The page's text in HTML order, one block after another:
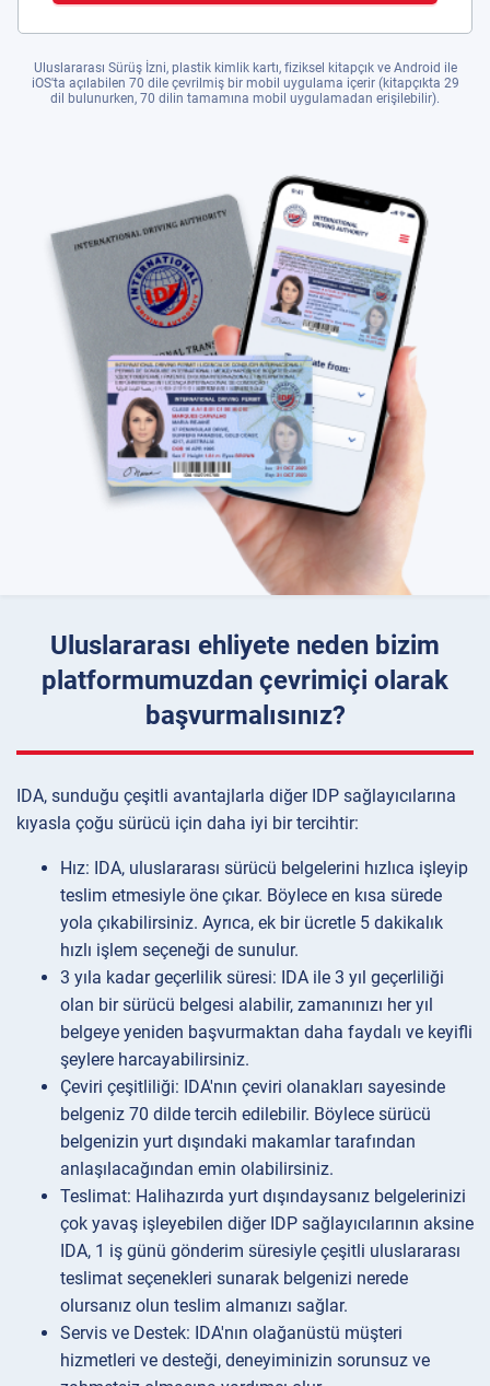
Uluslararası Sürüş İzni, plastik kimlik kartı, fiziksel kitapçık ve Android ile
iOS'ta açılabilen 70 dile çevrilmiş bir mobil uygulama içerir (kitapçıkta 29
dil bulunurken, 70 dilin tamamına mobil uygulamadan erişilebilir).
Uluslararası ehliyete neden bizim
platformumuzdan çevrimiçi olarak
başvurmalısınız?
IDA, sunduğu çeşitli avantajlarla diğer IDP sağlayıcılarına
kıyasla çoğu sürücü için daha iyi bir tercihtir:
Hız: IDA, uluslararası sürücü belgelerini hızlıca işleyip
teslim etmesiyle öne çıkar. Böylece en kısa sürede
yola çıkabilirsiniz. Ayrıca, ek bir ücretle 5 dakikalık
hızlı işlem seçeneği de sunulur.
3 yıla kadar geçerlilik süresi: IDA ile 3 yıl geçerliliği
olan bir sürücü belgesi alabilir, zamanınızı her yıl
belgeye yeniden başvurmaktan daha faydalı ve keyifli
şeylere harcayabilirsiniz.
Çeviri çeşitliliği: IDA'nın çeviri olanakları sayesinde
belgeniz 70 dilde tercih edilebilir. Böylece sürücü
belgenizin yurt dışındaki makamlar tarafından
anlaşılacağından emin olabilirsiniz.
Teslimat: Halihazırda yurt dışındaysanız belgelerinizi
çok yavaş işleyebilen diğer IDP sağlayıcılarının aksine
IDA, 1 iş günü gönderim süresiyle çeşitli uluslararası
teslimat seçenekleri sunarak belgenizi nerede
olursanız olun teslim almanızı sağlar.
Servis ve Destek: IDA'nın olağanüstü müşteri
hizmetleri ve desteği, deneyiminizin sorunsuz ve